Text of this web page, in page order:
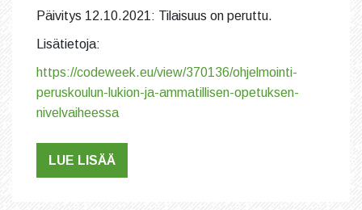
Päivitys 12.10.2021: Tilaisuus on peruttu.
Lisätietoja:
https://codeweek.eu/view/370136/ohjelmointi-
peruskoulun-lukion-ja-ammatillisen-opetuksen-
nivelvaiheessa
LUE LISÄÄ